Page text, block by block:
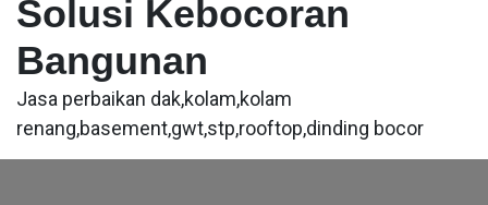
Solusi Kebocoran
Bangunan
Jasa perbaikan dak,kolam,kolam
renang,basement,gwt,stp,rooftop,dinding bocor